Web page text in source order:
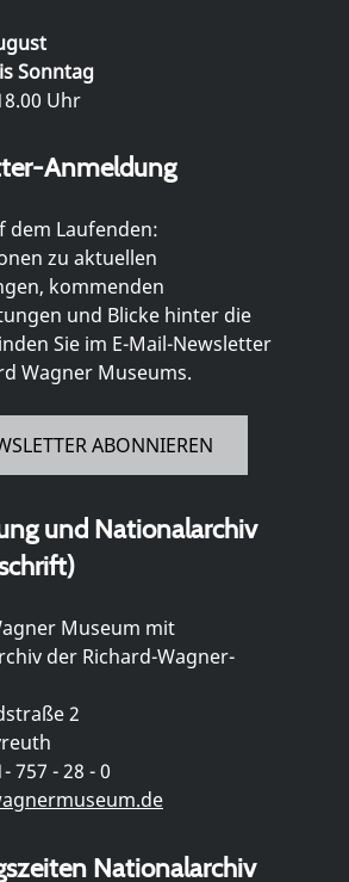
Sonntag
Uhr
Anmeldung
dem Laufenden:
zu aktuellen
kommenden
und Blicke hinter die
Sie im E-Mail-Newsletter
Wagner Museums.
ABONNIEREN
und Nationalarchiv
Museum mit
der Richard-Wagner-
2
757 - 28 - 0
Nationalarchiv